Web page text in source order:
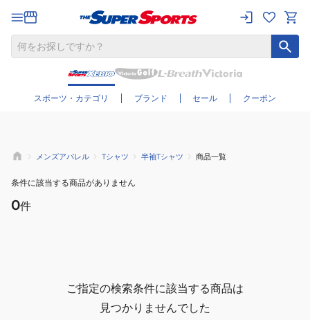
スポーツ・カテゴリ ブランド セール クーポン
さらに絞り込む
メンズアパレル Tシャツ 半袖Tシャツ 商品一覧
条件に該当する商品がありません
0件
ご指定の検索条件に該当する商品は
見つかりませんでした